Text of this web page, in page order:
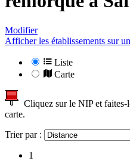
Modifier
Afficher les établissements sur
Liste
Carte
Cliquez sur le NIP et
carte.
Trier par :
1